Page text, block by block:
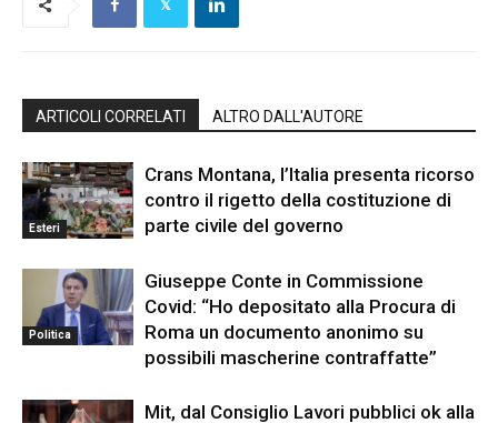
ARTICOLI CORRELATI ALTRO DALL'AUTORE
Esteri
Crans Montana, l’Italia presenta ricorso
contro il rigetto della costituzione di
parte civile del governo
Politica
Giuseppe Conte in Commissione
Covid: “Ho depositato alla Procura di
Roma un documento anonimo su
possibili mascherine contraffatte”
Mit, dal Consiglio Lavori pubblici ok alla